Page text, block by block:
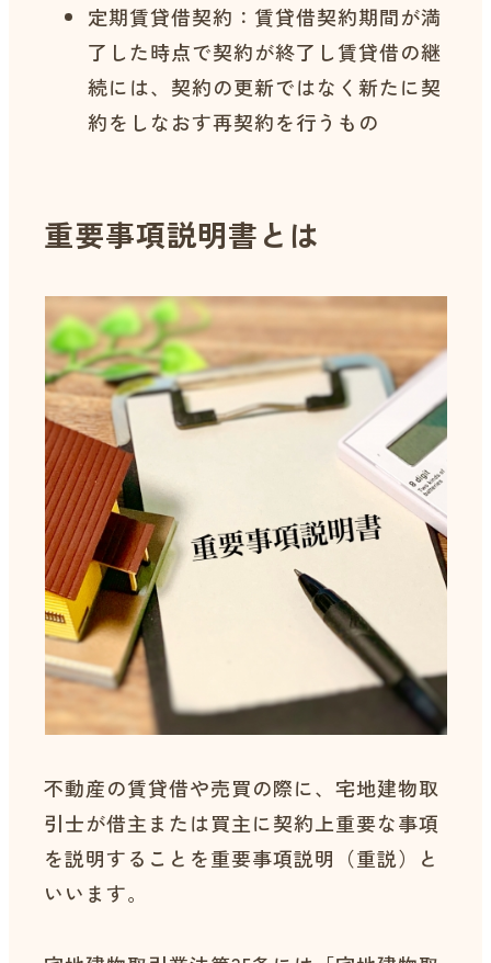
定期賃貸借契約：賃貸借契約期間が満
了した時点で契約が終了し賃貸借の継
続には、契約の更新ではなく新たに契
約をしなおす再契約を行うもの
重要事項説明書とは
不動産の賃貸借や売買の際に、宅地建物取
引士が借主または買主に契約上重要な事項
を説明することを重要事項説明（重説）と
いいます。